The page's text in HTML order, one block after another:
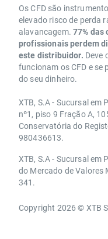
Os CFD são
elevado risco de perda
alavancagem. 77%
profissionais perdem
este distribuidor. Deve
funcionam os CFD e se
do seu dinheiro.
XTB, S.A - Sucursal em
nº1, piso 9 Fração A,
Conservatória do
980436613.
XTB, S.A - Sucursal
do Mercado de Valores
341.
Copyright 2026 © XTB